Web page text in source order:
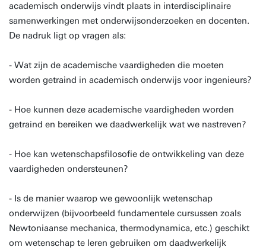
academisch onderwijs vindt plaats in interdisciplinaire
samenwerkingen met onderwijsonderzoeken en docenten.
De nadruk ligt op vragen als:
- Wat zijn de academische vaardigheden die moeten
worden getraind in academisch onderwijs voor ingenieurs?
- Hoe kunnen deze academische vaardigheden worden
getraind en bereiken we daadwerkelijk wat we nastreven?
- Hoe kan wetenschapsfilosofie de ontwikkeling van deze
vaardigheden ondersteunen?
- Is de manier waarop we gewoonlijk wetenschap
onderwijzen (bijvoorbeeld fundamentele cursussen zoals
Newtoniaanse mechanica, thermodynamica, etc.) geschikt
om wetenschap te leren gebruiken om daadwerkelijk